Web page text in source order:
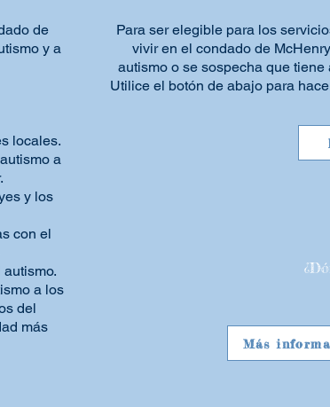
de
y a
locales.
a
y los
con el
a los
del
más
Para ser elegible para los
vivir en el condado de
autismo o se sospecha que
Utilice el botón de abajo para
Más